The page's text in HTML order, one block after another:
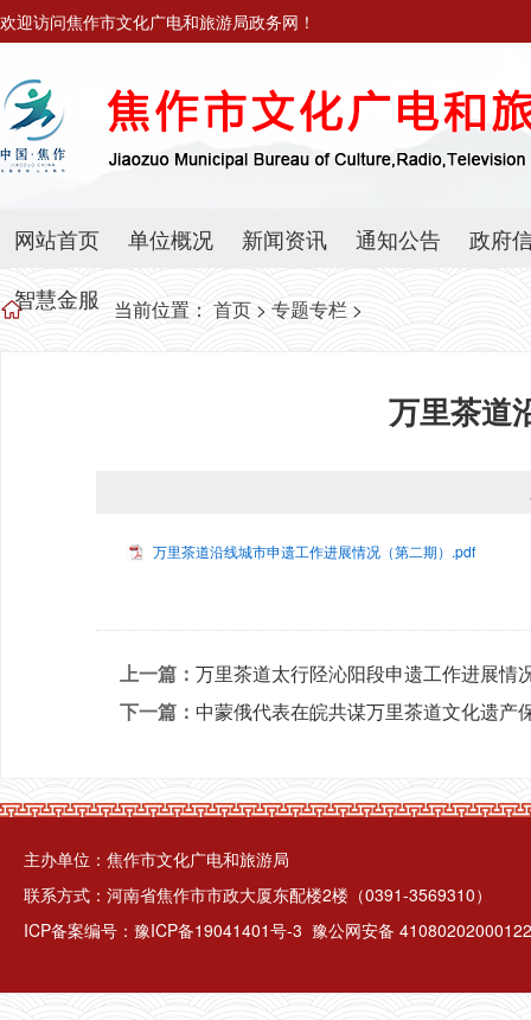
欢迎访问焦作市文化广电和旅游局政务网！
网站首页 单位概况 新闻资讯 通知公告
政府
智慧金服
当前位置： 首页 > 专题专栏 >
万里茶道
万里茶道沿线城市申遗工作进展情况（第二期）.pdf
上一篇： 万里茶道太行陉沁阳段申遗工作进展情
下一篇： 中蒙俄代表在皖共谋万里茶道文化遗产
主办单位：焦作市文化广电和旅游局
联系方式：河南省焦作市市政大厦东配楼2楼（0391-3569310）
ICP备案编号： 豫ICP备19041401号-3 豫公网安备